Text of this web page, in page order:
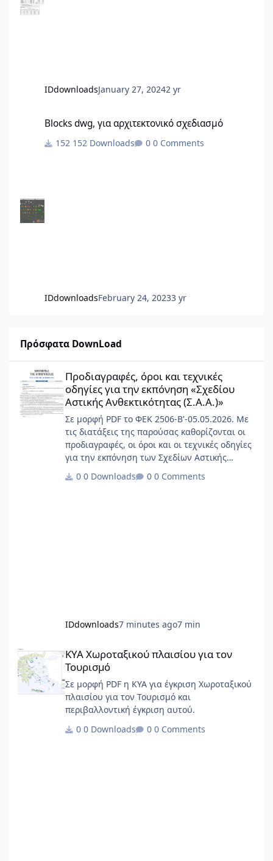
IDdownloadsJanuary 27, 20242 yr
Blocks dwg, για αρχιτεκτονικό σχεδιασμό
152 Downloads 0 Comments
IDdownloadsFebruary 24, 20233 yr
Πρόσφατα DownLoad
Προδιαγραφές, όροι και τεχνικές
οδηγίες για την εκπόνηση «Σχεδίου
Αστικής Ανθεκτικότητας (Σ.Α.Α.)»
Σε μορφή PDF το ΦΕΚ 2506-Β'-05.05.2026. Με
τις διατάξεις της παρούσας καθορίζονται οι
προδιαγραφές, οι όροι και οι τεχνικές οδηγίες
για την εκπόνηση των Σχεδίων Αστικής
επικαιροποίησης αυτών, καθώς και κάθε άλλο
0 Downloads 0 Comments
IDdownloads7 minutes ago7 min
ΚΥΑ Χωροταξικού πλαισίου για τον
Τουρισμό
Σε μορφή PDF η ΚΥΑ για έγκριση Χωροταξικού
πλαισίου για τον Τουρισμό και
περιβαλλοντική έγκριση αυτού.
0 Downloads
0 Comments